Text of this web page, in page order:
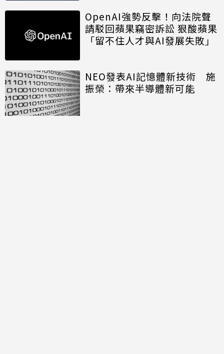
OpenAI強勢反擊！向法院聲
請駁回蘋果竊密訴訟 狠酸蘋果
「留不住人才與AI發展失敗」
NEO發表AI記憶體新技術 施
振榮：帶來半導體新可能